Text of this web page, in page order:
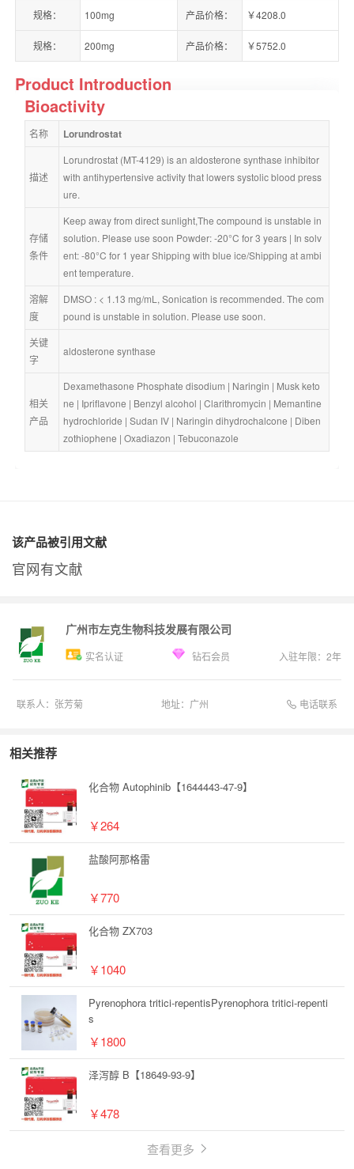
规格： 100mg 产品价格： ￥4208.0
规格： 200mg 产品价格： ￥5752.0
Product Introduction
Bioactivity
名称 Lorundrostat
描述
Lorundrostat (MT-4129) is an aldosterone synthase inhibitor
with antihypertensive activity that lowers systolic blood press
ure.
存储
条件
Keep away from direct sunlight,The compound is unstable in
solution. Please use soon Powder: -20°C for 3 years | In solv
ent: -80°C for 1 year Shipping with blue ice/Shipping at ambi
ent temperature.
溶解
度
DMSO : < 1.13 mg/mL, Sonication is recommended. The com
pound is unstable in solution. Please use soon.
关键
字
aldosterone synthase
相关
产品
Dexamethasone Phosphate disodium | Naringin | Musk keto
ne | Ipriflavone | Benzyl alcohol | Clarithromycin | Memantine
hydrochloride | Sudan IV | Naringin dihydrochalcone | Diben
zothiophene | Oxadiazon | Tebuconazole
该产品被引用文献
官网有文献
广州市左克生物科技发展有限公司
实名认证 钻石会员 入驻年限： 2年
联系人： 张芳菊 地址： 广州 电话联系
相关推荐
化合物 Autophinib【1644443-47-9】
￥264
盐酸阿那格雷
￥770
化合物 ZX703
￥1040
Pyrenophora tritici-repentisPyrenophora tritici-repenti
s
￥1800
泽泻醇 B【18649-93-9】
￥478
查看更多